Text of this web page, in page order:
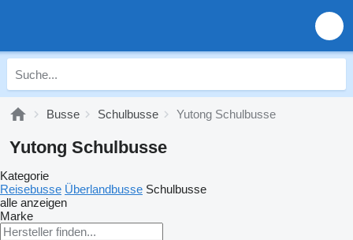
Busse Schulbusse Yutong Schulbusse
Yutong Schulbusse
Kategorie
Reisebusse Überlandbusse Schulbusse
alle anzeigen
Marke